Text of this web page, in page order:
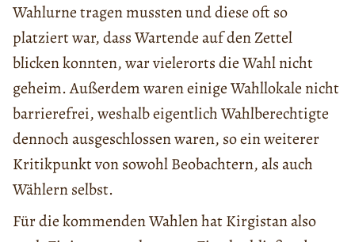
Wahlurne tragen mussten und diese oft so
platziert war, dass Wartende auf den Zettel
blicken konnten, war vielerorts die Wahl nicht
geheim. Außerdem waren einige Wahllokale nicht
barrierefrei, weshalb eigentlich Wahlberechtigte
dennoch ausgeschlossen waren, so ein weiterer
Kritikpunkt von sowohl Beobachtern, als auch
Wählern selbst.
Für die kommenden Wahlen hat Kirgistan also